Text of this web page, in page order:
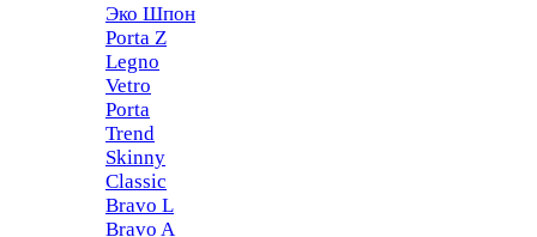
Эко Шпон
Porta Z
Legno
Vetro
Porta
Trend
Skinny
Classic
Bravo L
Bravo A